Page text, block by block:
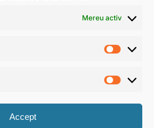
Mereu activ
Accept